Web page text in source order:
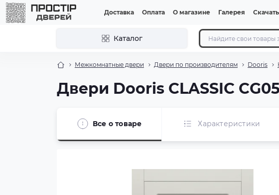
Доставка Оплата О магазине Галерея Скачать
Каталог
Межкомнатные двери Двери по производителям Dooris
Двери Dooris CLASSIC CG05
Все о товаре Характеристики